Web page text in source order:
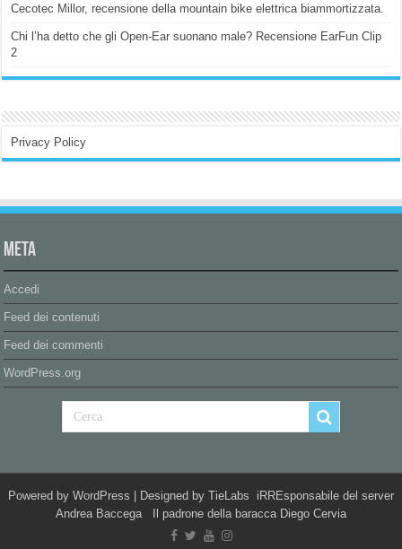
Cecotec Millor, recensione della mountain bike elettrica biammortizzata.
Chi l’ha detto che gli Open-Ear suonano male? Recensione EarFun Clip
2
Privacy Policy
Meta
Accedi
Feed dei contenuti
Feed dei commenti
WordPress.org
Powered by WordPress | Designed by TieLabs iRREsponsabile del server
Andrea Baccega Il padrone della baracca Diego Cervia